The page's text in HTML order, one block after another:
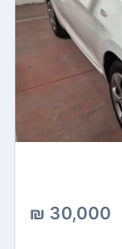
30,000 ₪